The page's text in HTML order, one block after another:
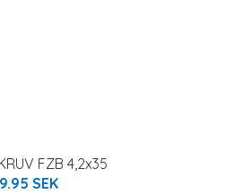
FZB 4,2x35
SEK